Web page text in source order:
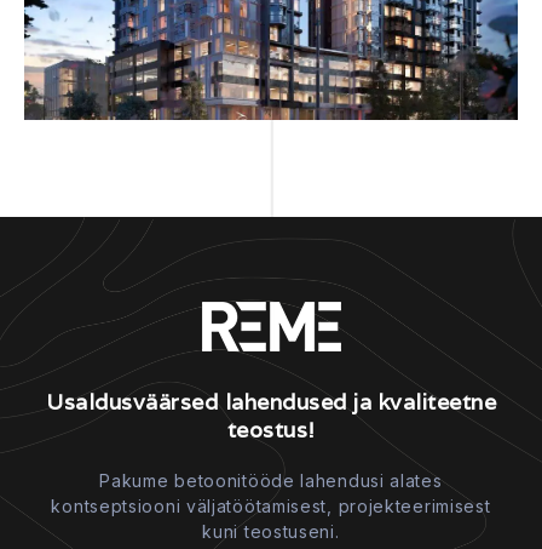
Usaldusväärsed lahendused ja kvaliteetne
teostus!
Pakume betoonitööde lahendusi alates
kontseptsiooni väljatöötamisest, projekteerimisest
kuni teostuseni.